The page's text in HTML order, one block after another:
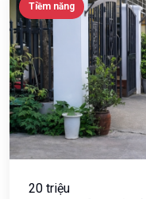
Tiềm năng
20 triệu